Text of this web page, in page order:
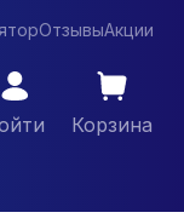
ОтзывыАкции
Корзина